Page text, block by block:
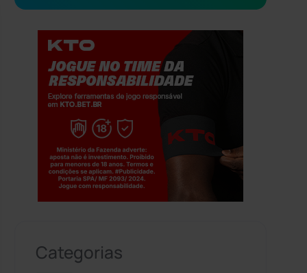
Categorias